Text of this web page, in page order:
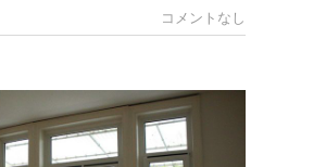
コメントなし